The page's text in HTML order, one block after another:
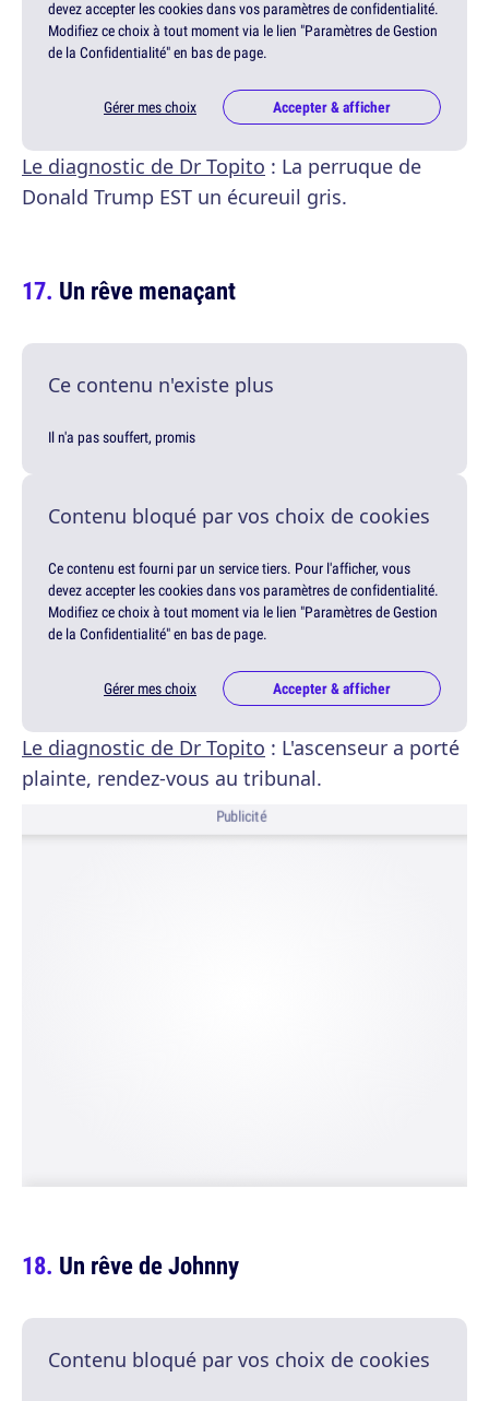
devez accepter les cookies dans vos paramètres de confidentialité.
Modifiez ce choix à tout moment via le lien "Paramètres de Gestion
de la Confidentialité" en bas de page.
Gérer mes choix Accepter & afficher
Le diagnostic de Dr Topito : La perruque de
Donald Trump EST un écureuil gris.
Un rêve menaçant
Ce contenu n'existe plus
Il n'a pas souffert, promis
Contenu bloqué par vos choix de cookies
Ce contenu est fourni par un service tiers. Pour l'afficher, vous
devez accepter les cookies dans vos paramètres de confidentialité.
Modifiez ce choix à tout moment via le lien "Paramètres de Gestion
de la Confidentialité" en bas de page.
Gérer mes choix Accepter & afficher
Le diagnostic de Dr Topito : L'ascenseur a porté
plainte, rendez-vous au tribunal.
Publicité
Un rêve de Johnny
Contenu bloqué par vos choix de cookies